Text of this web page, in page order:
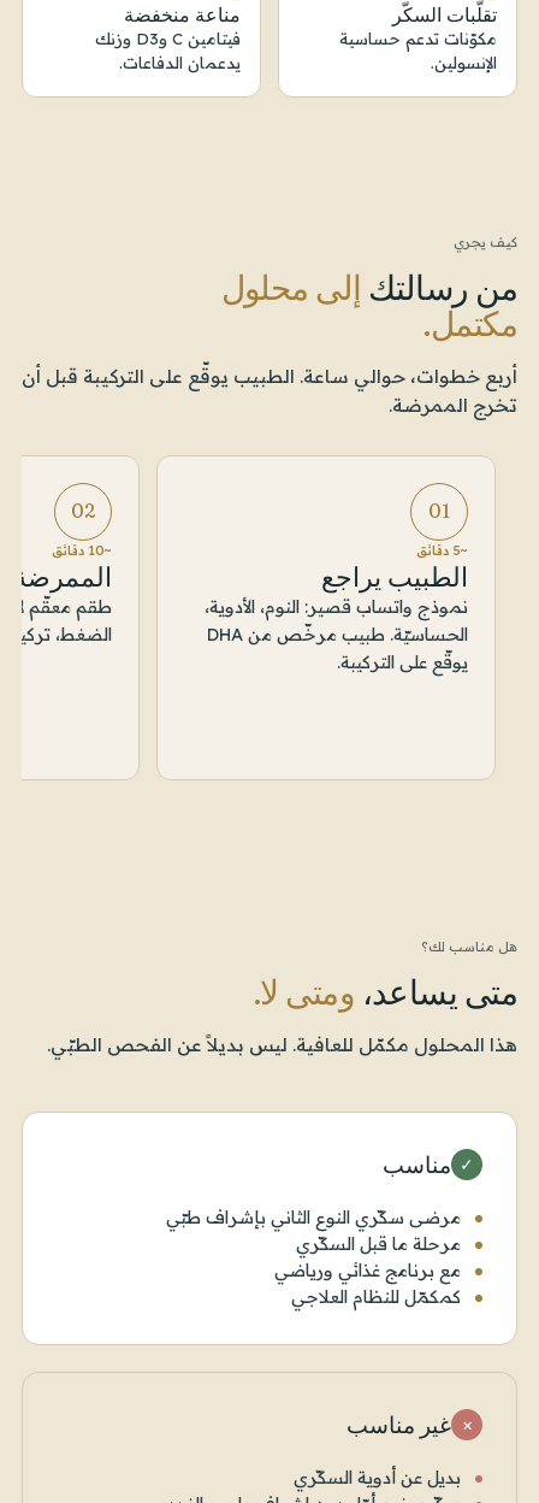
تقلّبات السكّر
مكوّنات تدعم حساسية
الإنسولين.
مناعة منخفضة
فيتامين C وD3 وزنك
يدعمان الدفاعات.
كيف يجري
من رسالتك إلى محلول
مكتمل.
أربع خطوات، حوالي ساعة. الطبيب يوقّع على التركيبة قبل أن
تخرج الممرضة.
01
~5 دقائق
الطبيب يراجع
نموذج واتساب قصير: النوم، الأدوية،
الحساسيّة. طبيب مرخّص من DHA
يوقّع على التركيبة.
02
~10 دقائق
الممرضة
طقم معقّم
الضغط، تركيب
هل مناسب لك؟
متى يساعد، ومتى لا.
هذا المحلول مكمّل للعافية. ليس بديلاً عن الفحص الطبّي.
✓ مناسب
مرضى سكّري النوع الثاني بإشراف طبّي
مرحلة ما قبل السكّري
مع برنامج غذائي ورياضي
كمكمّل للنظام العلاجي
× غير مناسب
بديل عن أدوية السكّري